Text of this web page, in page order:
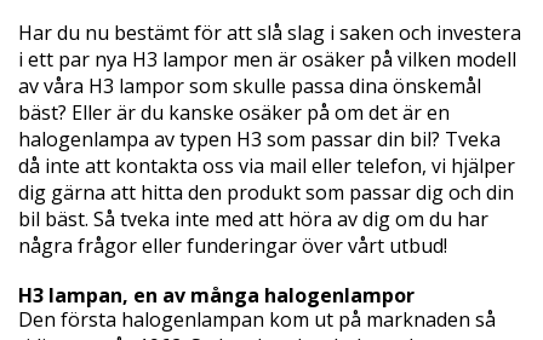
Har du nu bestämt för att slå slag i saken och investera
i ett par nya H3 lampor men är osäker på vilken modell
av våra H3 lampor som skulle passa dina önskemål
bäst? Eller är du kanske osäker på om det är en
halogenlampa av typen H3 som passar din bil? Tveka
då inte att kontakta oss via mail eller telefon, vi hjälper
dig gärna att hitta den produkt som passar dig och din
bil bäst. Så tveka inte med att höra av dig om du har
några frågor eller funderingar över vårt utbud!
H3 lampan, en av många halogenlampor
Den första halogenlampan kom ut på marknaden så